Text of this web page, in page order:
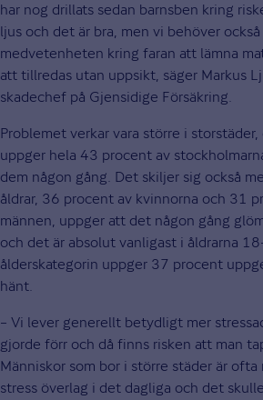
har nog drillats sedan barnsben kring
ljus och det är bra, men vi behöver också
medvetenheten kring faran att lämna
att tillredas utan uppsikt, säger Markus
skadechef på Gjensidige Försäkring.
Problemet verkar vara större i
uppger hela 43 procent av
dem någon gång. Det skiljer sig också
åldrar, 36 procent av kvinnorna och 31
männen, uppger att det någon gång
och det är absolut vanligast i åldrarna
ålderskategorin uppger 37 procent
hänt.
– Vi lever generellt betydligt mer
gjorde förr och då finns risken att man
Människor som bor i större städer är
stress överlag i det dagliga och det